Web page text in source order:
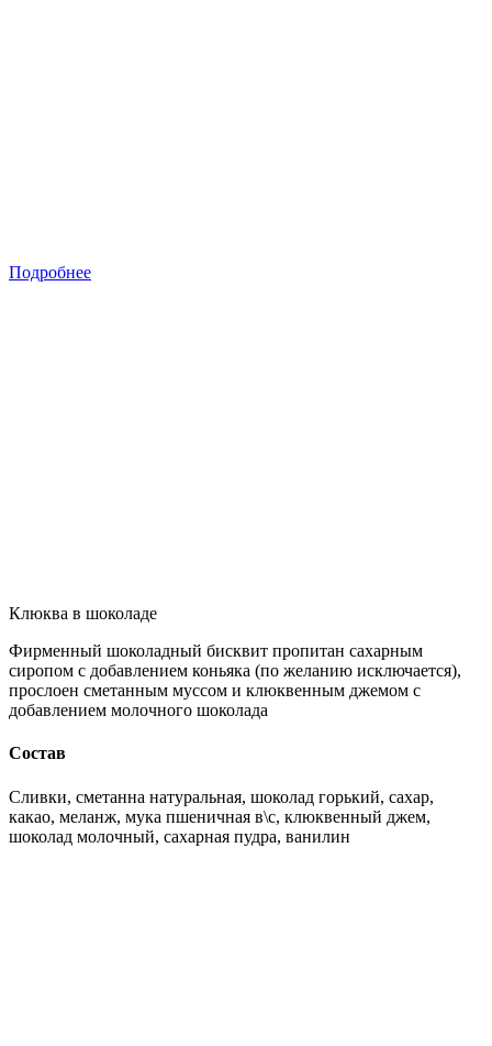
Подробнее
Клюква в шоколаде
Фирменный шоколадный бисквит пропитан сахарным
сиропом с добавлением коньяка (по желанию исключается),
прослоен сметанным муссом и клюквенным джемом с
добавлением молочного шоколада
Состав
Сливки, сметанна натуральная, шоколад горький, сахар,
какао, меланж, мука пшеничная в\с, клюквенный джем,
шоколад молочный, сахарная пудра, ванилин